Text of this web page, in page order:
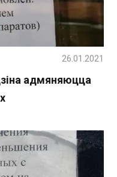
адмяняюцца
26.01.2021